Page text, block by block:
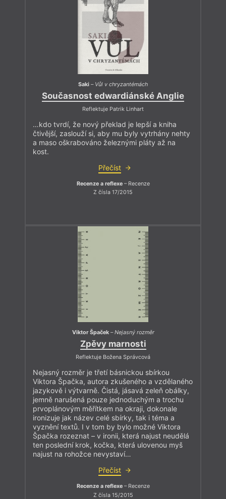
Saki – Vůl v chryzantémách
Současnost edwardiánské Anglie
Reflektuje Patrik Linhart
…kdo tvrdí, že nový překlad je lepší a kniha
čtivější, zaslouží si, aby mu byly vytrhány nehty
a maso oškrabováno železnými pláty až na
kost.
Přečíst
Recenze a reflexe– Recenze
Z čísla 17/2015
Viktor Špaček–Nejasný rozměr
Zpěvy marnosti
Reflektuje Božena Správcová
Nejasný rozměr je třetí básnickou sbírkou
Viktora Špačka, autora zkušeného a vzdělaného
jazykově i výtvarně. Čistá, jásavá zeleň obálky,
jemně narušená pouze jednoduchým a trochu
prvoplánovým měřítkem na okraji, dokonale
ironizuje jak název celé sbírky, tak i téma a
vyznění textů. I v tom by bylo možné Viktora
Špačka rozeznat – v ironii, která najust neudělá
ten poslední krok, kočka, která ulovenou myš
najust na rohožce nevystaví…
Přečíst
Recenze a reflexe– Recenze
Z čísla 15/2015